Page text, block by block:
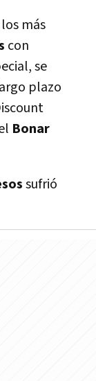
los más
con
se
plazo
Bonar
sufrió